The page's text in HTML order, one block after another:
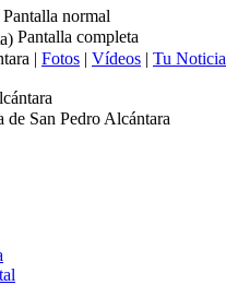
Pantalla normal
Pantalla completa
| Fotos | Vídeos | Tu Noticia
de San Pedro Alcántara